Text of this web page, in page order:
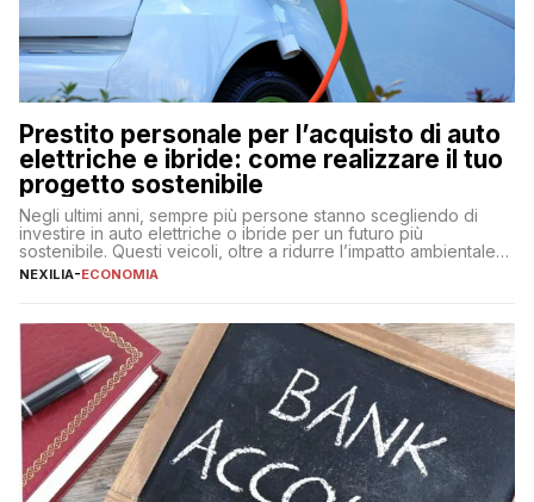
Prestito personale per l’acquisto di auto
elettriche e ibride: come realizzare il tuo
progetto sostenibile
Negli ultimi anni, sempre più persone stanno scegliendo di
investire in auto elettriche o ibride per un futuro più
sostenibile. Questi veicoli, oltre a ridurre l’impatto ambientale,
offrono vantaggi economici a lungo termine, come minori costi
fare se non […]
NEXILIA-ECONOMIA